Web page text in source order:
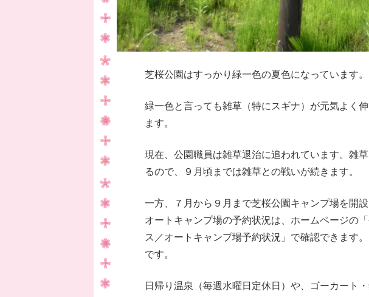
芝桜公園はすっかり緑一色の夏色になっています。
緑一色と言っても雑草（特にスギナ）が元気よく
ます。
現在、公園職員は雑草退治に追われています。雑
るので、９月頃までは雑草との戦いが続きます。
一方、７月から９月まで芝桜公園キャンプ場を開
オートキャンプ場の予約状況は、ホームページの
ス／オートキャンプ場予約状況」で確認できます
です。
日帰り温泉（毎週水曜日定休日）や、ゴーカート